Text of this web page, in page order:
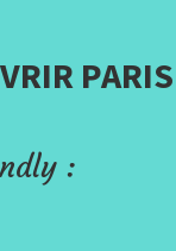
PARIS
: